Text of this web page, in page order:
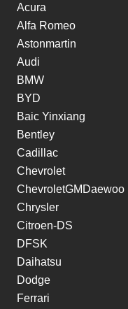
Acura
Alfa Romeo
Astonmartin
Audi
BMW
BYD
Baic Yinxiang
Bentley
Cadillac
Chevrolet
ChevroletGMDaewoo
Chrysler
Citroen-DS
DFSK
Daihatsu
Dodge
Ferrari